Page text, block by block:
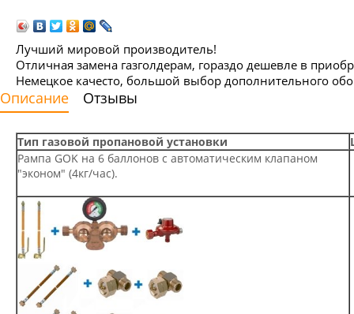
Лучший мировой производитель!
Отличная замена газголдерам, гораздо дешевле в
Немецкое качесто, большой выбор дополнительного
Описание Отзывы
Тип газовой пропановой установки
Рампа GOK на 6 баллонов с автоматическим клапаном
"эконом" (4кг/час).